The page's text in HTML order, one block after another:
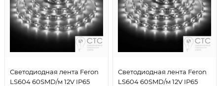
Светодиодная лента Feron
LS604 60SMD/м 12V IP65
Светодиодная лента Feron
LS604 60SMD/м 12V IP65